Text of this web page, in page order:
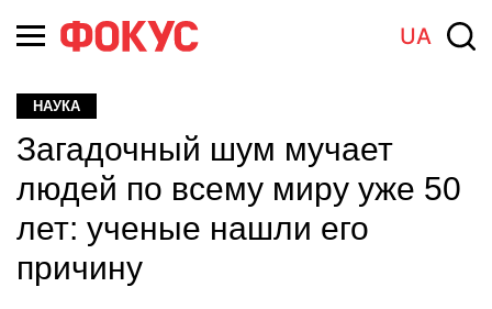
UA
НАУКА
Загадочный шум мучает
людей по всему миру уже 50
лет: ученые нашли его
причину